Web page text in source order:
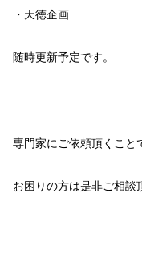
・天徳企画
随時更新予定です。
専門家にご依頼頂くこと
お困りの方は是非ご相談